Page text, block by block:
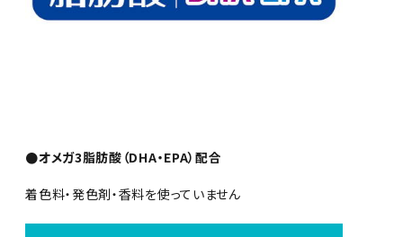
●オメガ3脂肪酸（DHA・EPA）配合
着色料・発色剤・香料を使っていません